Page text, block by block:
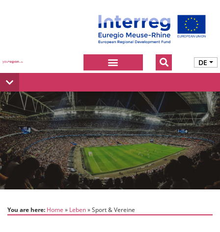
DE
You are here: Home Leben Sport & Vereine